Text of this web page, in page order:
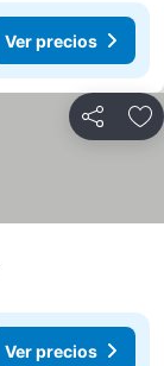
Ver precios
Compartir
Ver precios